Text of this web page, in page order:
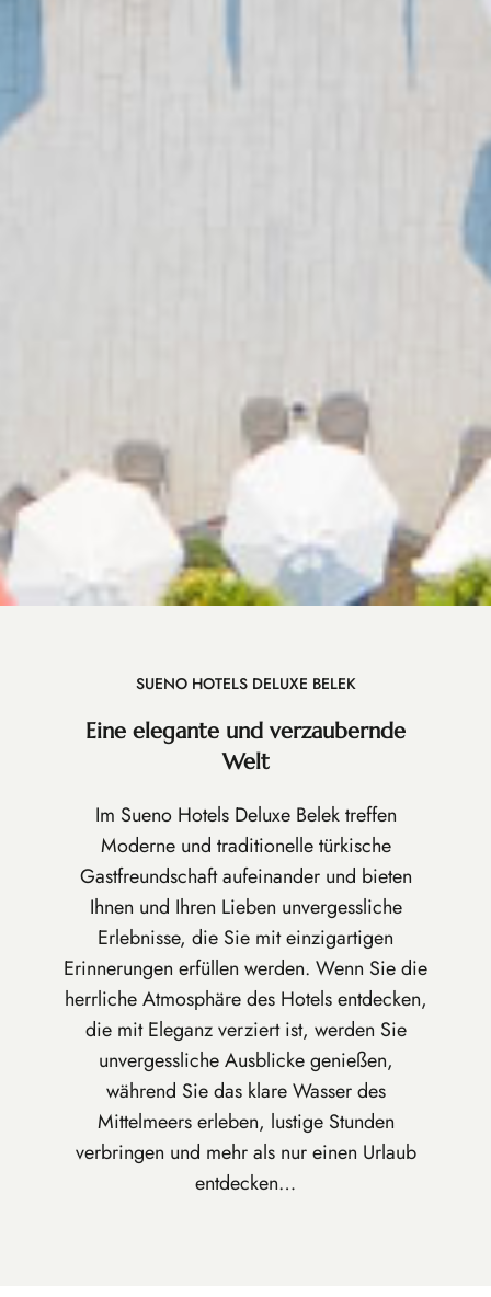
SUENO HOTELS DELUXE BELEK
Eine elegante und verzaubernde
Welt
Im Sueno Hotels Deluxe Belek treffen
Moderne und traditionelle türkische
Gastfreundschaft aufeinander und bieten
Ihnen und Ihren Lieben unvergessliche
Erlebnisse, die Sie mit einzigartigen
Erinnerungen erfüllen werden. Wenn Sie die
herrliche Atmosphäre des Hotels entdecken,
die mit Eleganz verziert ist, werden Sie
unvergessliche Ausblicke genießen,
während Sie das klare Wasser des
Mittelmeers erleben, lustige Stunden
verbringen und mehr als nur einen Urlaub
entdecken…